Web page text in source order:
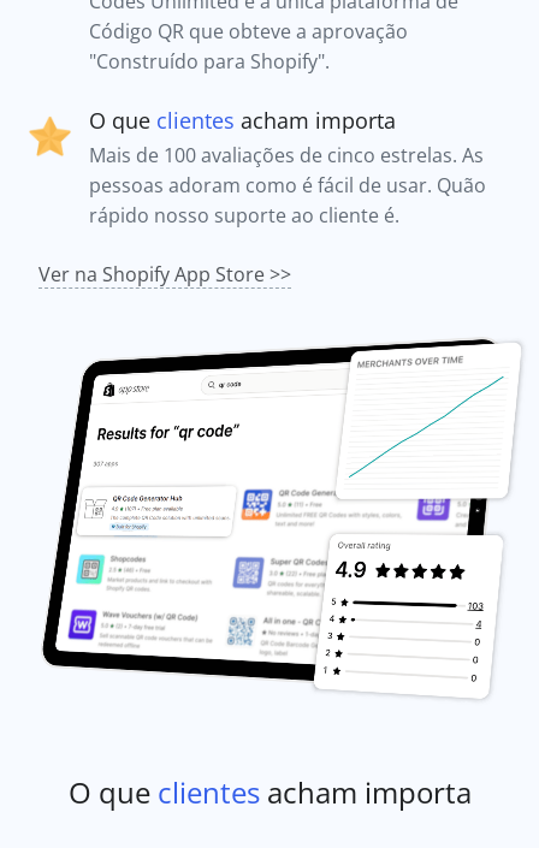
Código QR que obteve a aprovação
"Construído para Shopify".
O que clientes acham importa
Mais de 100 avaliações de cinco estrelas. As
pessoas adoram como é fácil de usar. Quão
rápido nosso suporte ao cliente é.
Ver na Shopify App Store >>
O que clientesacham importa